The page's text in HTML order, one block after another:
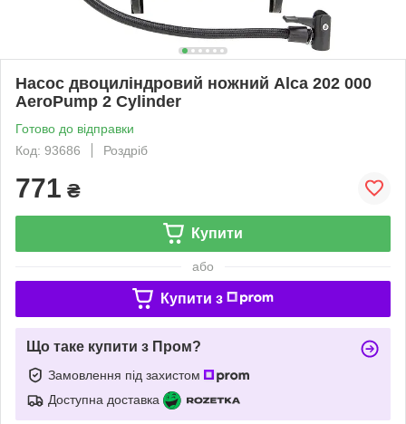
Насос двоциліндровий ножний Alca 202 000
AeroPump 2 Cylinder
Готово до відправки
Код: 93686
Роздріб
771 ₴
Купити
або
Купити з
Що таке купити з Пром?
Замовлення під захистом
Доступна доставка